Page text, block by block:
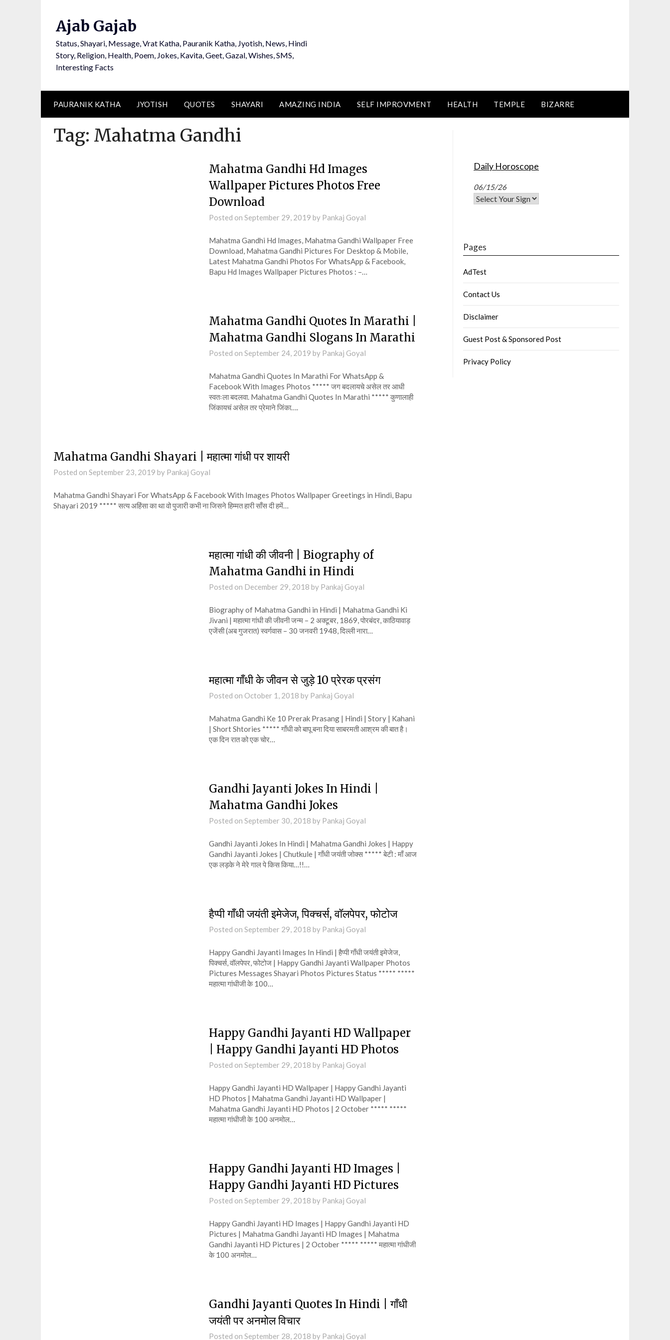
Ajab Gajab
Status, Shayari, Message, Vrat Katha, Pauranik Katha, Jyotish, News, Hindi
Story, Religion, Health, Poem, Jokes, Kavita, Geet, Gazal, Wishes, SMS,
Interesting Facts
PAURANIK KATHA JYOTISH QUOTES SHAYARI AMAZING INDIA SELF IMPROVMENT HEALTH TEMPLE BIZARRE
Tag: Mahatma Gandhi
Mahatma Gandhi Hd Images
Wallpaper Pictures Photos Free
Download
Posted on September 29, 2019 by Pankaj Goyal
Mahatma Gandhi Hd Images, Mahatma Gandhi Wallpaper Free
Download, Mahatma Gandhi Pictures For Desktop & Mobile,
Latest Mahatma Gandhi Photos For WhatsApp & Facebook,
Bapu Hd Images Wallpaper Pictures Photos : –…
Mahatma Gandhi Quotes In Marathi |
Mahatma Gandhi Slogans In Marathi
Posted on September 24, 2019 by Pankaj Goyal
Mahatma Gandhi Quotes In Marathi For WhatsApp &
Facebook With Images Photos ***** जग बदलायचे असेल तर आधी
स्वतःला बदलवा. Mahatma Gandhi Quotes In Marathi ***** कुणालाही
जिंकायचं असेल तर प्रेमाने जिंका….
Mahatma Gandhi Shayari | महात्मा गांधी पर शायरी
Posted on September 23, 2019 by Pankaj Goyal
Mahatma Gandhi Shayari For WhatsApp & Facebook With Images Photos Wallpaper Greetings in Hindi, Bapu
Shayari 2019 ***** सत्य अहिंसा का था वो पुजारी कभी ना जिसने हिम्मत हारी साँस दी हमें…
महात्मा गांधी की जीवनी | Biography of
Mahatma Gandhi in Hindi
Posted on December 29, 2018 by Pankaj Goyal
Biography of Mahatma Gandhi in Hindi | Mahatma Gandhi Ki
Jivani | महात्मा गांधी की जीवनी जन्म – 2 अक्टूबर, 1869, पोरबंदर, काठियावाड़
एजेंसी (अब गुजरात) स्वर्गवास – 30 जनवरी 1948, दिल्ली नारा…
महात्मा गाँधी के जीवन से जुड़े 10 प्रेरक प्रसंग
Posted on October 1, 2018 by Pankaj Goyal
Mahatma Gandhi Ke 10 Prerak Prasang | Hindi | Story | Kahani
| Short Shtories ***** गाँधी को बापू बना दिया साबरमती आश्रम की बात है।
एक दिन रात को एक चोर…
Gandhi Jayanti Jokes In Hindi |
Mahatma Gandhi Jokes
Posted on September 30, 2018 by Pankaj Goyal
Gandhi Jayanti Jokes In Hindi | Mahatma Gandhi Jokes | Happy
Gandhi Jayanti Jokes | Chutkule | गाँधी जयंती जोक्स ***** बेटी : माँ आज
एक लड़के ने मेरे गाल पे किस किया…!!…
हैप्पी गाँधी जयंती इमेजेज, पिक्चर्स, वॉलपेपर, फोटोज
Posted on September 29, 2018 by Pankaj Goyal
Happy Gandhi Jayanti Images In Hindi | हैप्पी गाँधी जयंती इमेजेज,
पिक्चर्स, वॉलपेपर, फोटोज | Happy Gandhi Jayanti Wallpaper Photos
Pictures Messages Shayari Photos Pictures Status ***** *****
महात्मा गांधीजी के 100…
Happy Gandhi Jayanti HD Wallpaper
| Happy Gandhi Jayanti HD Photos
Posted on September 29, 2018 by Pankaj Goyal
Happy Gandhi Jayanti HD Wallpaper | Happy Gandhi Jayanti
HD Photos | Mahatma Gandhi Jayanti HD Wallpaper |
Mahatma Gandhi Jayanti HD Photos | 2 October ***** *****
महात्मा गांधीजी के 100 अनमोल…
Happy Gandhi Jayanti HD Images |
Happy Gandhi Jayanti HD Pictures
Posted on September 29, 2018 by Pankaj Goyal
Happy Gandhi Jayanti HD Images | Happy Gandhi Jayanti HD
Pictures | Mahatma Gandhi Jayanti HD Images | Mahatma
Gandhi Jayanti HD Pictures | 2 October ***** ***** महात्मा गांधीजी
के 100 अनमोल…
Gandhi Jayanti Quotes In Hindi | गाँधी
जयंती पर अनमोल विचार
Posted on September 28, 2018 by Pankaj Goyal
Daily Horoscope
06/15/26
Pages
AdTest
Contact Us
Disclaimer
Guest Post & Sponsored Post
Privacy Policy